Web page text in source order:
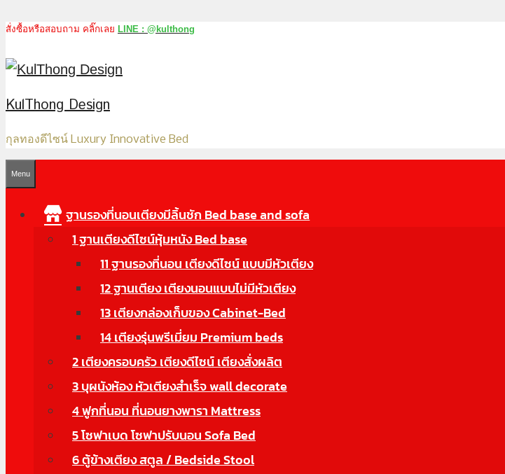
Skip
to
content
สั่งซื้อหรือสอบถาม คลิ๊กเลย LINE : @kulthong
KulThong Design
กุลทองดีไซน์ Luxury Innovative Bed
Menu
ฐานรองที่นอนเตียงมีลิ้นชัก Bed base and sofa
1 ฐานเตียงดีไซน์หุ้มหนัง Bed base
11 ฐานรองที่นอน เตียงดีไซน์ แบบมีหัวเตียง
12 ฐานเตียง เตียงนอนแบบไม่มีหัวเตียง
13 เตียงกล่องเก็บของ Cabinet-Bed
14 เตียงรุ่นพรีเมี่ยม Premium beds
2 เตียงครอบครัว เตียงดีไซน์ เตียงสั่งผลิต
3 บุผนังห้อง หัวเตียงสำเร็จ wall decorate
4 ฟูกที่นอน ที่นอนยางพารา Mattress
5 โซฟาเบด โซฟาปรับนอน Sofa Bed
6 ตู้ข้างเตียง สตูล / Bedside Stool